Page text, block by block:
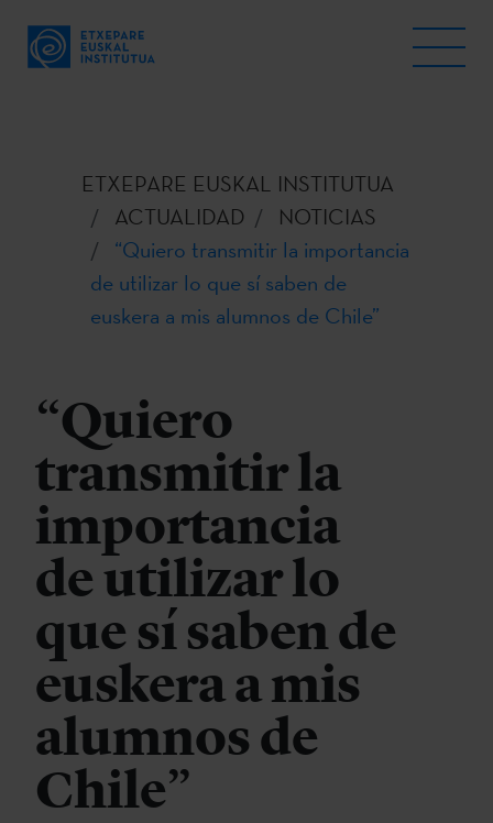
ETXEPARE EUSKAL INSTITUTUA
ACTUALIDAD
NOTICIAS
“Quiero transmitir la importancia
de utilizar lo que sí saben de
euskera a mis alumnos de Chile”
“Quiero
transmitir la
importancia
de utilizar lo
que sí saben de
euskera a mis
alumnos de
Chile”